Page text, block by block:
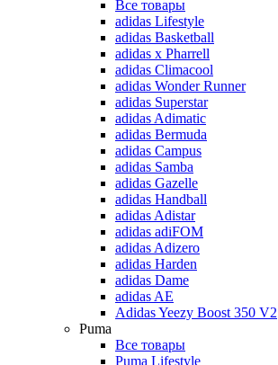
Все товары
adidas Lifestyle
adidas Basketball
adidas x Pharrell
adidas Climacool
adidas Wonder Runner
adidas Superstar
adidas Adimatic
adidas Bermuda
adidas Campus
adidas Samba
adidas Gazelle
adidas Handball
adidas Adistar
adidas adiFOM
adidas Adizero
adidas Harden
adidas Dame
adidas AE
Adidas Yeezy Boost 350 V2
Puma
Все товары
Puma Lifestyle